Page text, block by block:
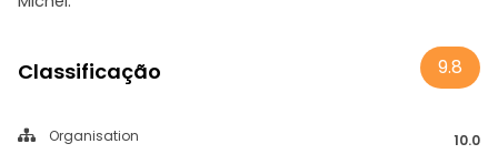
Classificação 9.8
Organisation 10.0